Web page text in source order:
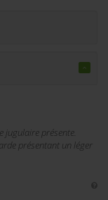
jugulaire présente.
présentant un léger